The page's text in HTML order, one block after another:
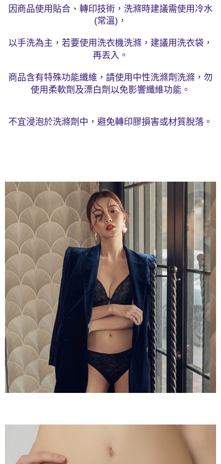
因商品使用貼合、轉印技術，洗滌時建議需使用冷水
(常溫)，
以手洗為主，若要使用洗衣機洗滌，建議用洗衣袋，
再丟入。
商品含有特殊功能纖維，請使用中性洗滌劑洗滌，勿
使用柔軟劑及漂白劑以免影響纖維功能。
不宜浸泡於洗滌劑中，避免轉印膠損害或材質脫落。